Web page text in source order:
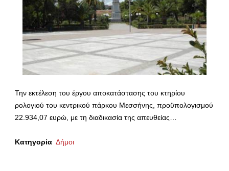
Την εκτέλεση του έργου αποκατάστασης του κτηρίου
ρολογιού του κεντρικού πάρκου Μεσσήνης, προϋπολογισμού
22.934,07 ευρώ, με τη διαδικασία της απευθείας…
Κατηγορία Δήμοι